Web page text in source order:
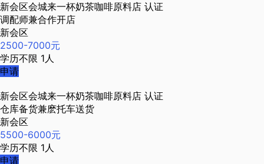
新会区会城来一杯奶茶咖啡原料店 认证
调配师兼合作开店
新会区
2500-7000元
学历不限 1人
申请
新会区会城来一杯奶茶咖啡原料店 认证
仓库备货兼麽托车送货
新会区
5500-6000元
学历不限 1人
申请